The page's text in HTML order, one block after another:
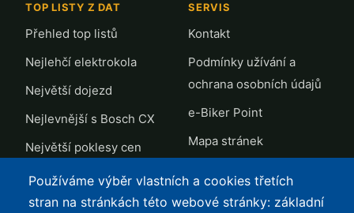
TOP LISTY Z DAT
Přehled top listů
Nejlehčí elektrokola
Největší dojezd
Nejlevnější s Bosch CX
Největší poklesy cen
Nejlepší poměr
cena/výkon
SERVIS
Kontakt
Podmínky užívání a
ochrana osobních údajů
e-Biker Point
Mapa stránek
Používáme výběr vlastních a cookies třetích
stran na stránkách této webové stránky: základní